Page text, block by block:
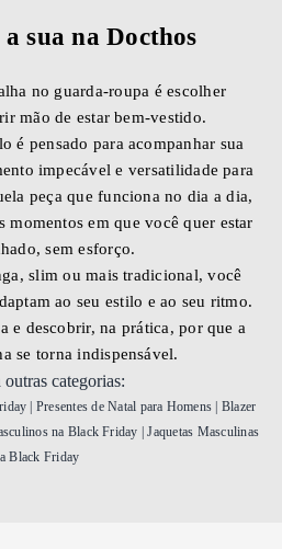
sua na Docthos
no guarda-roupa é escolher
mão de estar bem-vestido.
é pensado para acompanhar sua
impecável e versatilidade para
peça que funciona no dia a dia,
momentos em que você quer estar
sem esforço.
slim ou mais tradicional, você
ao seu estilo e ao seu ritmo.
e descobrir, na prática, por que a
se torna indispensável.
categorias:
Presentes de Natal para Homens
Blazer
na Black Friday |Jaquetas Masculinas
Black Friday